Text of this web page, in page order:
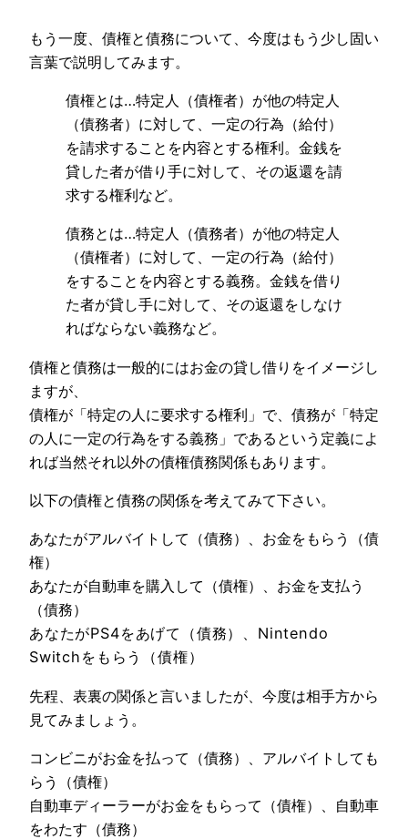
もう一度、債権と債務について、今度はもう少し固い
言葉で説明してみます。
債権とは…特定人（債権者）が他の特定人
（債務者）に対して、一定の行為（給付）
を請求することを内容とする権利。金銭を
貸した者が借り手に対して、その返還を請
求する権利など。
債務とは…特定人（債務者）が他の特定人
（債権者）に対して、一定の行為（給付）
をすることを内容とする義務。金銭を借り
た者が貸し手に対して、その返還をしなけ
ればならない義務など。
債権と債務は一般的にはお金の貸し借りをイメージし
ますが、
債権が「特定の人に要求する権利」で、債務が「特定
の人に一定の行為をする義務」であるという定義によ
れば当然それ以外の債権債務関係もあります。
以下の債権と債務の関係を考えてみて下さい。
あなたがアルバイトして（債務）、お金をもらう（債
権）
あなたが自動車を購入して（債権）、お金を支払う
（債務）
あなたがPS4をあげて（債務）、Nintendo
Switchをもらう（債権）
先程、表裏の関係と言いましたが、今度は相手方から
見てみましょう。
コンビニがお金を払って（債務）、アルバイトしても
らう（債権）
自動車ディーラーがお金をもらって（債権）、自動車
をわたす（債務）